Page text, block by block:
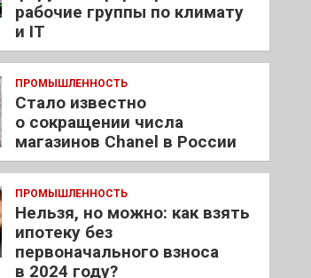
рабочие группы по климату
и IT
ПРОМЫШЛЕННОСТЬ
Стало известно
о сокращении числа
магазинов Chanel в России
ПРОМЫШЛЕННОСТЬ
Нельзя, но можно: как взять
ипотеку без
первоначального взноса
в 2024 году?